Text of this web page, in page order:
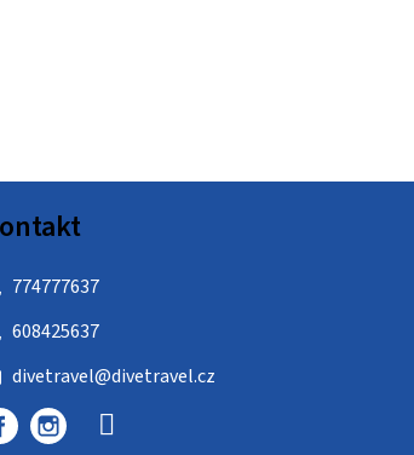
divetravel@divetravel.cz
608425637
774777637